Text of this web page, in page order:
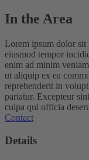
In the Area
Lorem ipsum dolor sit
eiusmod tempor
enim ad minim
ut aliquip ex ea
reprehenderit in
pariatur. Excepteur
culpa qui officia
Contact
Details